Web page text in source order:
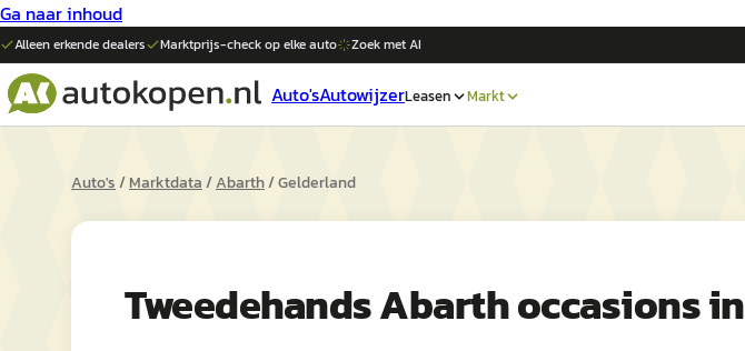
Ga naar inhoud
Alleen erkende dealers Marktprijs-check op elkeauto Zoek met AI
Auto'sAutowijzerLeasen Markt
Auto's/Marktdata/Abarth/Gelderland
TweedehandsAbarthoccasions in